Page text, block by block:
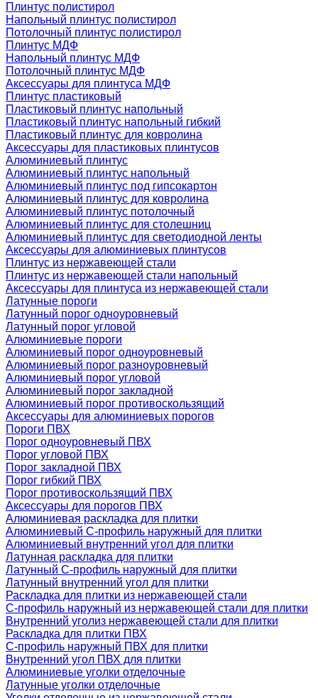
Плинтус полистирол
Напольный плинтус полистирол
Потолочный плинтус полистирол
Плинтус МДФ
Напольный плинтус МДФ
Потолочный плинтус МДФ
Аксессуары для плинтуса МДФ
Плинтус пластиковый
Пластиковый плинтус напольный
Пластиковый плинтус напольный гибкий
Пластиковый плинтус для ковролина
Аксессуары для пластиковых плинтусов
Алюминиевый плинтус
Алюминиевый плинтус напольный
Алюминиевый плинтус под гипсокартон
Алюминиевый плинтус для ковролина
Алюминиевый плинтус потолочный
Алюминиевый плинтус для столешниц
Алюминиевый плинтус для светодиодной ленты
Аксессуары для алюминиевых плинтусов
Плинтус из нержавеющей стали
Плинтус из нержавеющей стали напольный
Аксессуары для плинтуса из нержавеющей стали
Латунные пороги
Латунный порог одноуровневый
Латунный порог угловой
Алюминиевые пороги
Алюминиевый порог одноуровневый
Алюминиевый порог разноуровневый
Алюминиевый порог угловой
Алюминиевый порог закладной
Алюминиевый порог противоскользящий
Аксессуары для алюминиевых порогов
Пороги ПВХ
Порог одноуровневый ПВХ
Порог угловой ПВХ
Порог закладной ПВХ
Порог гибкий ПВХ
Порог противоскользящий ПВХ
Аксессуары для порогов ПВХ
Алюминиевая раскладка для плитки
Алюминиевый С-профиль наружный для плитки
Алюминиевый внутренний угол для плитки
Латунная раскладка для плитки
Латунный С-профиль наружный для плитки
Латунный внутренний угол для плитки
Раскладка для плитки из нержавеющей стали
С-профиль наружный из нержавеющей стали для плитки
Внутренний уголиз нержавеющей стали для плитки
Раскладка для плитки ПВХ
С-профиль наружный ПВХ для плитки
Внутренний угол ПВХ для плитки
Алюминиевые уголки отделочные
Латунные уголки отделочные